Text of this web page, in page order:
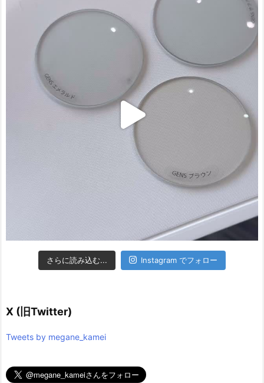
さらに読み込む... Instagram でフォロー
X (旧Twitter)
Tweets by megane_kamei